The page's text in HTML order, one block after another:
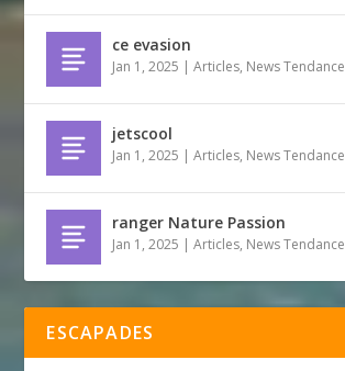
ce evasion
Jan 1, 2025 |Articles, News Tendance
jetscool
Jan 1, 2025 |Articles, News Tendance
ranger Nature Passion
Jan 1, 2025 |Articles, News Tendance
ESCAPADES